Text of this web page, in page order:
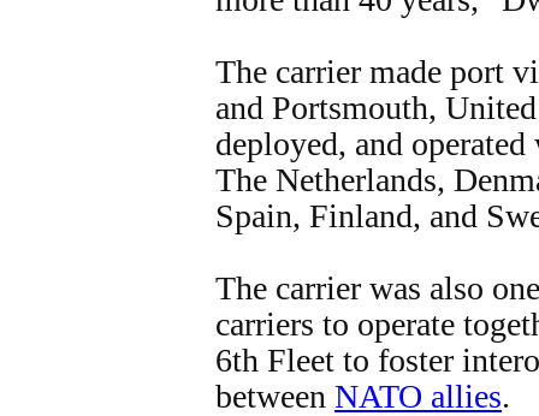
The carrier made port
and Portsmouth,
deployed, and
The Netherlands,
Spain, Finland, and
The carrier was also
carriers to operate
6th Fleet to foster
between NATO allies.